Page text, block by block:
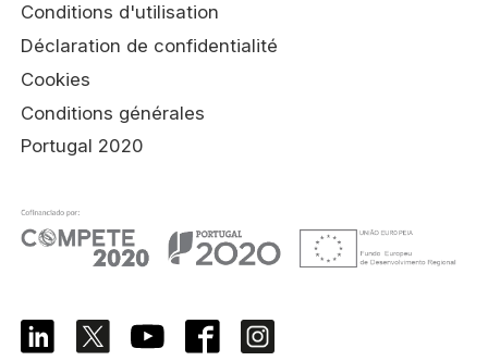
Conditions d'utilisation
Déclaration de confidentialité
Cookies
Conditions générales
Portugal 2020